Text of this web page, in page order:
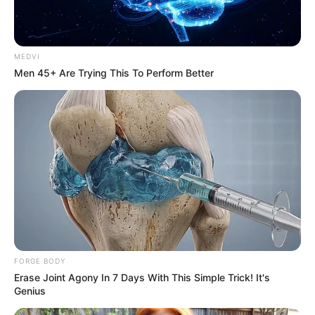
BRAINBERRIES
Magnetic Floating Bed: All That Luxury For Mere $1.6
MEDVI
Men 45+ Are Trying This To Perform Better
FORGE BODY
Erase Joint Agony In 7 Days With This Simple Trick! It's
Genius